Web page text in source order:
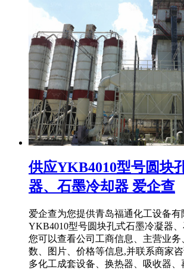
供应YKB4010型号圆块
器、石墨冷却器 爱企查
爱企查为您提供青岛福通化工设备有
YKB4010型号圆块孔式石墨冷凝器
您可以查看公司工商信息、主营业务
数、图片、价格等信息,并联系商家
多化工成套设备、换热器、吸收器、